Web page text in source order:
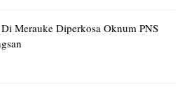
Merauke Diperkosa Oknum PNS